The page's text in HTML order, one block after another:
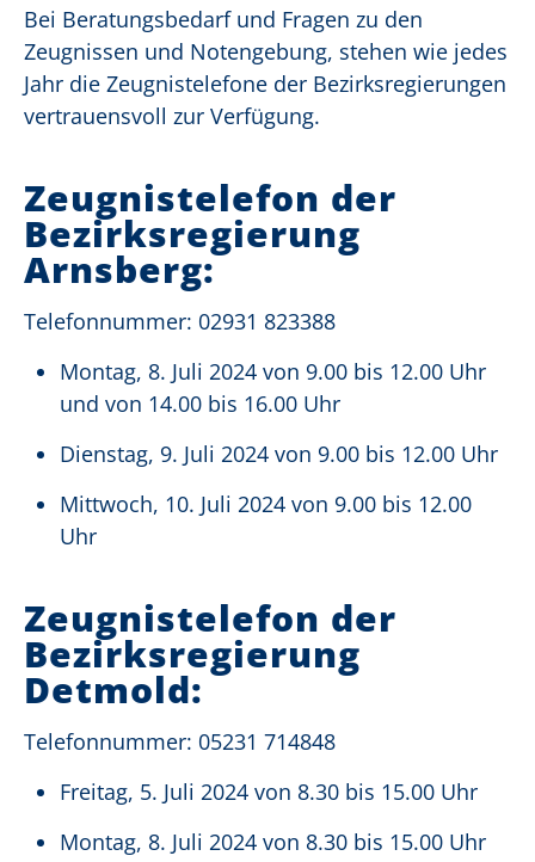
Bei Beratungsbedarf und Fragen zu den
Zeugnissen und Notengebung, stehen wie jedes
Jahr die Zeugnistelefone der Bezirksregierungen
vertrauensvoll zur Verfügung.
Zeugnistelefon der
Bezirksregierung
Arnsberg:
Telefonnummer: 02931 823388
Montag, 8. Juli 2024 von 9.00 bis 12.00 Uhr
und von 14.00 bis 16.00 Uhr
Dienstag, 9. Juli 2024 von 9.00 bis 12.00 Uhr
Mittwoch, 10. Juli 2024 von 9.00 bis 12.00
Uhr
Zeugnistelefon der
Bezirksregierung
Detmold:
Telefonnummer: 05231 714848
Freitag, 5. Juli 2024 von 8.30 bis 15.00 Uhr
Montag, 8. Juli 2024 von 8.30 bis 15.00 Uhr